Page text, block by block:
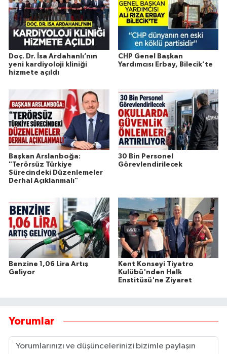
Doç. Dr. İsa Ardahanlı’nın
yeni kardiyoloji kliniği
hizmete açıldı
CHP Genel Başkan
Yardımcısı Erbay, Bilecik’te
Başkan Arslanboğa:
"Terörsüz Türkiye
Sürecindeki Düzenlemeler
Derhal Açıklanmalı"
30 Bin Personel
Görevlendirilecek
Benzine 1,06 Lira Artış
Geliyor
Kent Konseyi Tiyatro
Kulübü'nden Halk
Enstitüsü'ne Ziyaret
Yorumlar